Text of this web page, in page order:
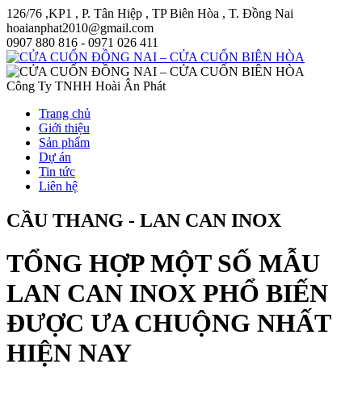
126/76 ,KP1 , P. Tân Hiệp , TP Biên Hòa , T. Đồng Nai
hoaianphat2010@gmail.com
0907 880 816 - 0971 026 411
Công Ty TNHH Hoài Ân Phát
Trang chủ
Giới thiệu
Sản phẩm
Dự án
Tin tức
Liên hệ
CẦU THANG - LAN CAN INOX
TỔNG HỢP MỘT SỐ MẪU
LAN CAN INOX PHỔ BIẾN
ĐƯỢC ƯA CHUỘNG NHẤT
HIỆN NAY